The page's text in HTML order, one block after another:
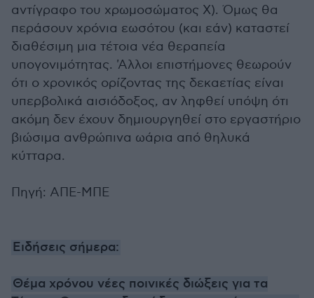
αντίγραφο του χρωμοσώματος Χ). Όμως θα
περάσουν χρόνια εωσότου (και εάν) καταστεί
διαθέσιμη μια τέτοια νέα θεραπεία
υπογονιμότητας. 'Αλλοι επιστήμονες θεωρούν
ότι ο χρονικός ορίζοντας της δεκαετίας είναι
υπερβολικά αισιόδοξος, αν ληφθεί υπόψη ότι
ακόμη δεν έχουν δημιουργηθεί στο εργαστήριο
βιώσιμα ανθρώπινα ωάρια από θηλυκά
κύτταρα.
Πηγή: ΑΠΕ-ΜΠΕ
Ειδήσεις σήμερα:
Θέμα χρόνου νέες ποινικές διώξεις για τα